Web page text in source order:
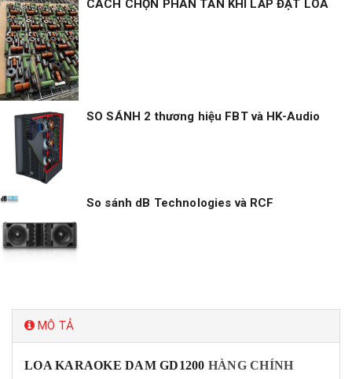
CÁCH CHỌN PHÂN TẦN KHI LẮP ĐẶT LOA
SO SÁNH 2 thương hiệu FBT và HK-Audio
So sánh dB Technologies và RCF
MÔ TẢ
LOA KARAOKE DAM GD1200 HÀNG CHÍNH